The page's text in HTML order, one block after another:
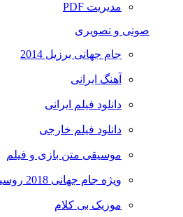
مدیریت PDF
صوتی و تصویری
جام جهانی برزیل 2014
آهنگ ایرانی
دانلود فیلم ایرانی
دانلود فیلم خارجی
موسیقی متن بازی و فیلم
ویژه جام جهانی 2018 روسیه
موزیک بی کلام